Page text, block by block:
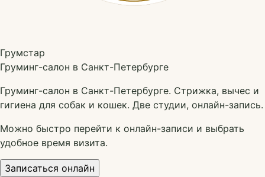
Грумстар
Груминг-салон в Санкт-Петербурге
Груминг-салон в Санкт-Петербурге. Стрижка, вычес и
гигиена для собак и кошек. Две студии, онлайн-запись.
Можно быстро перейти к онлайн-записи и выбрать
удобное время визита.
Записаться онлайн